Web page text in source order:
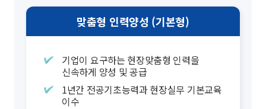
맞춤형 인력양성 (기본형)
기업이 요구하는 현장맞춤형 인력을
신속하게 양성 및 공급
1년간 전공기초능력과 현장실무 기본교육
이수